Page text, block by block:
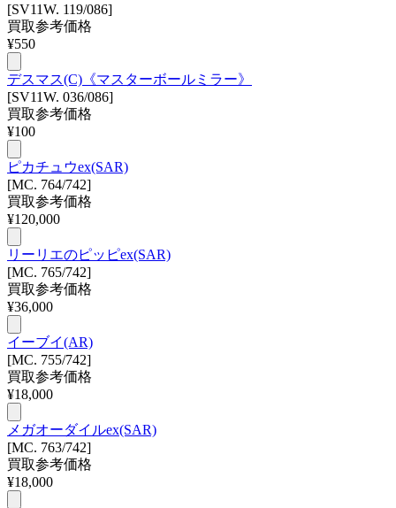
[SV11W. 119/086]
買取参考価格
¥550
デスマス(C)《マスターボールミラー》
[SV11W. 036/086]
買取参考価格
¥100
ピカチュウex(SAR)
[MC. 764/742]
買取参考価格
¥120,000
リーリエのピッピex(SAR)
[MC. 765/742]
買取参考価格
¥36,000
イーブイ(AR)
[MC. 755/742]
買取参考価格
¥18,000
メガオーダイルex(SAR)
[MC. 763/742]
買取参考価格
¥18,000